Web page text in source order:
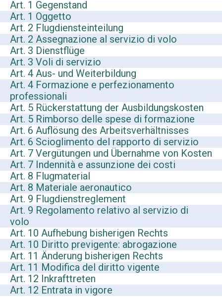
Art. 1 Gegenstand
Art. 1 Oggetto
Art. 2 Flugdiensteinteilung
Art. 2 Assegnazione al servizio di volo
Art. 3 Dienstflüge
Art. 3 Voli di servizio
Art. 4 Aus- und Weiterbildung
Art. 4 Formazione e perfezionamento
professionali
Art. 5 Rückerstattung der Ausbildungskosten
Art. 5 Rimborso delle spese di formazione
Art. 6 Auflösung des Arbeitsverhältnisses
Art. 6 Scioglimento del rapporto di servizio
Art. 7 Vergütungen und Übernahme von Kosten
Art. 7 Indennità e assunzione dei costi
Art. 8 Flugmaterial
Art. 8 Materiale aeronautico
Art. 9 Flugdienstreglement
Art. 9 Regolamento relativo al servizio di
volo
Art. 10 Aufhebung bisherigen Rechts
Art. 10 Diritto previgente: abrogazione
Art. 11 Änderung bisherigen Rechts
Art. 11 Modifica del diritto vigente
Art. 12 Inkrafttreten
Art. 12 Entrata in vigore